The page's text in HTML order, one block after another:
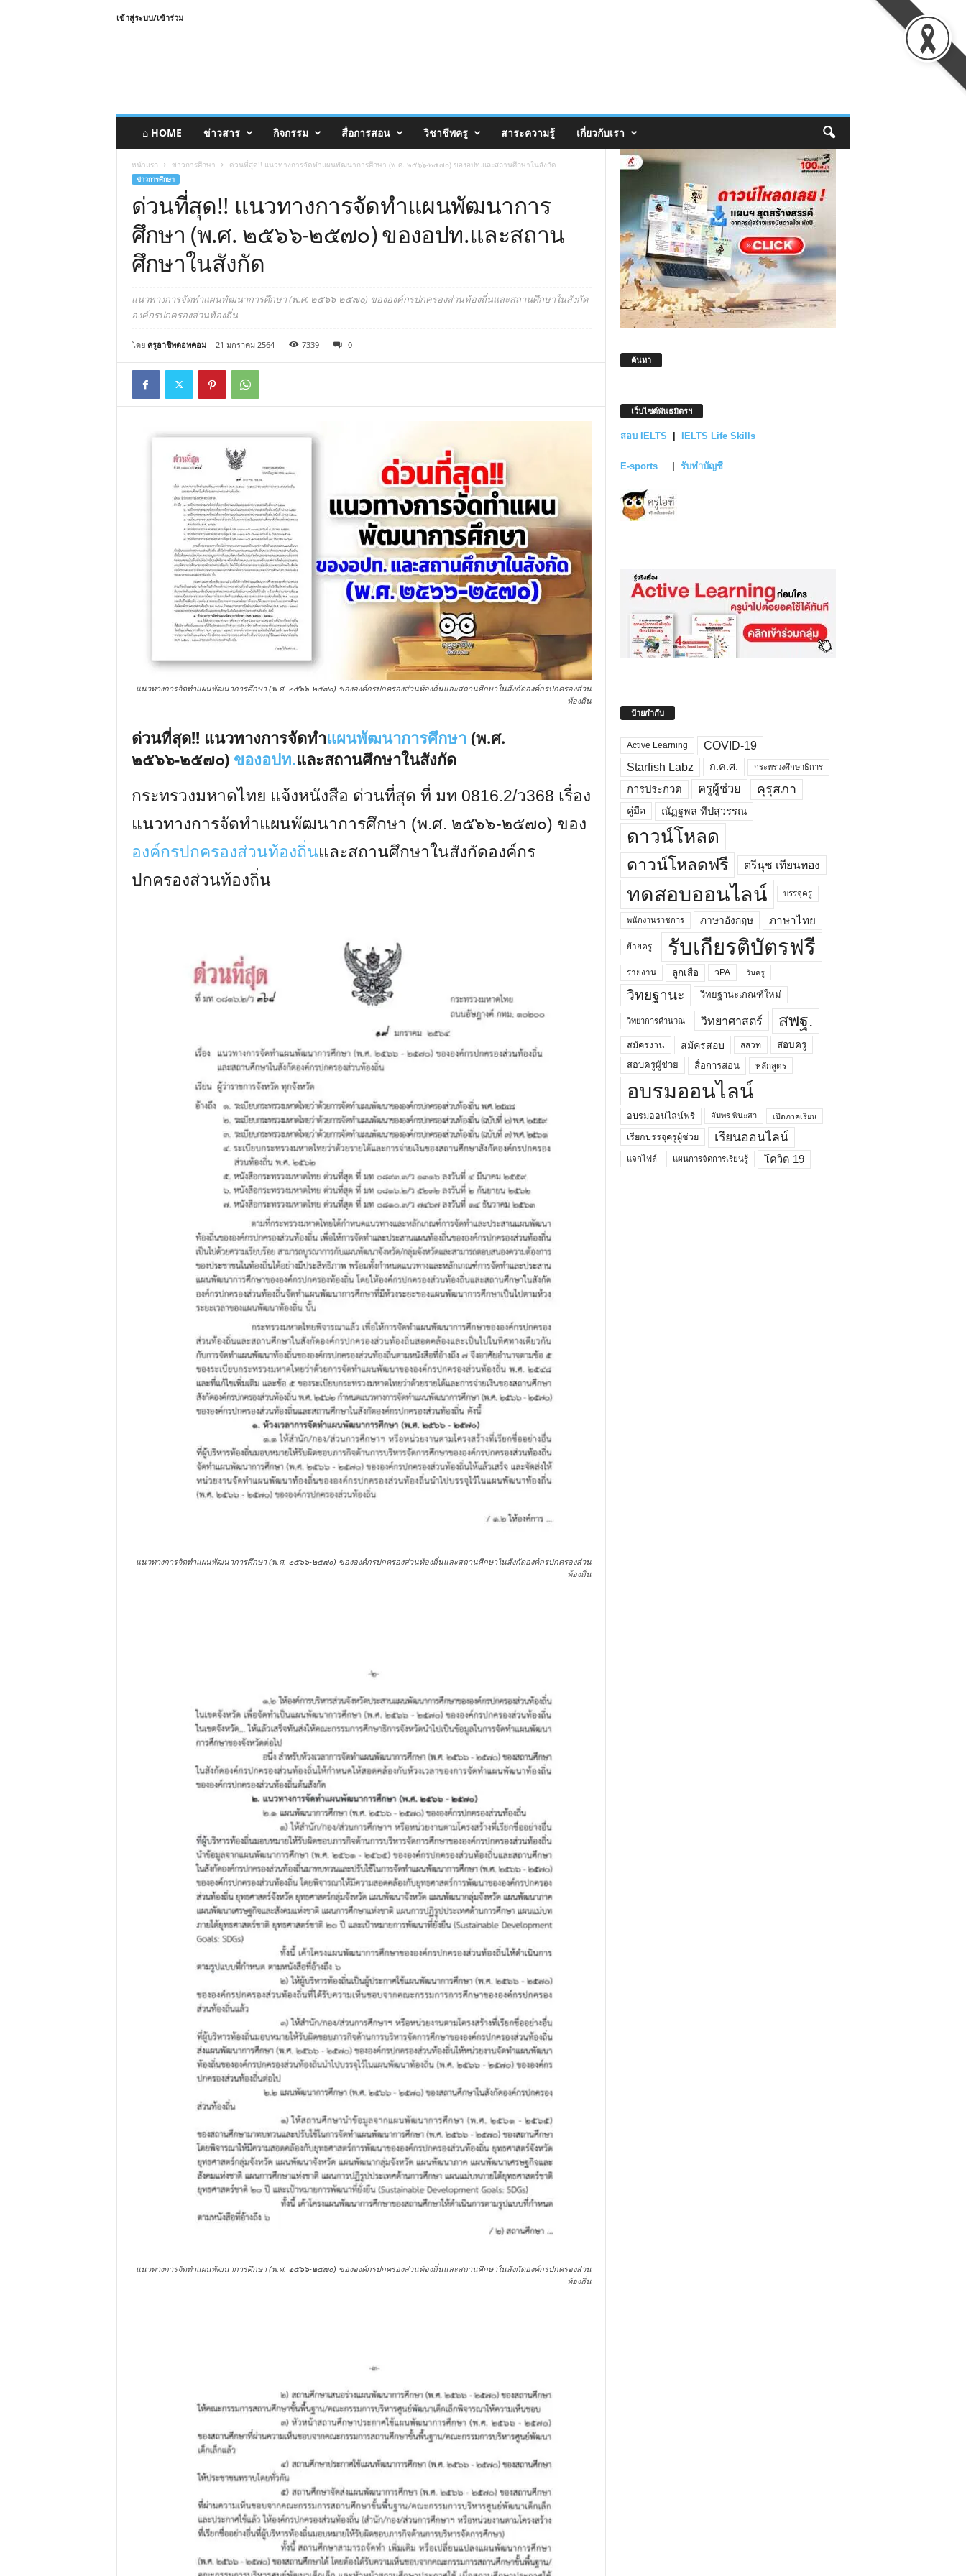
เข้าสู่ระบบ/เข้าร่วม
⌂ HOME ข่าวสาร กิจกรรม สื่อการสอน วิชาชีพครู สาระความรู้ เกี่ยวกับเรา
หน้าแรก ข่าวการศึกษา ด่วนที่สุด!! แนวทางการจัดทำแผนพัฒนาการศึกษา (พ.ศ. ๒๕๖๖-๒๕๗๐) ของอปท.และสถานศึกษาในสังกัด
ข่าวการศึกษา
ด่วนที่สุด!! แนวทางการจัดทำแผนพัฒนาการ
ศึกษา (พ.ศ. ๒๕๖๖-๒๕๗๐) ของอปท.และสถาน
ศึกษาในสังกัด
แนวทางการจัดทำแผนพัฒนาการศึกษา (พ.ศ. ๒๕๖๖-๒๕๗๐) ขององค์กรปกครองส่วนท้องถิ่นและสถานศึกษาในสังกัด
องค์กรปกครองส่วนท้องถิ่น
โดย ครูอาชีพดอทคอม- 21 มกราคม 2564 7339 0
แนวทางการจัดทำแผนพัฒนาการศึกษา (พ.ศ. ๒๕๖๖-๒๕๗๐) ขององค์กรปกครองส่วนท้องถิ่นและสถานศึกษาในสังกัดองค์กรปกครองส่วน
ท้องถิ่น
ด่วนที่สุด!! แนวทางการจัดทำแผนพัฒนาการศึกษา(พ.ศ.
๒๕๖๖-๒๕๗๐) ของอปท.และสถานศึกษาในสังกัด
กระทรวงมหาดไทย แจ้งหนังสือ ด่วนที่สุด ที่ มท 0816.2/ว368 เรื่อง
แนวทางการจัดทำแผนพัฒนาการศึกษา (พ.ศ. ๒๕๖๖-๒๕๗๐) ของ
องค์กรปกครองส่วนท้องถิ่นและสถานศึกษาในสังกัดองค์กร
ปกครองส่วนท้องถิ่น
แนวทางการจัดทำแผนพัฒนาการศึกษา (พ.ศ. ๒๕๖๖-๒๕๗๐) ขององค์กรปกครองส่วนท้องถิ่นและสถานศึกษาในสังกัดองค์กรปกครองส่วน
ท้องถิ่น
แนวทางการจัดทำแผนพัฒนาการศึกษา (พ.ศ. ๒๕๖๖-๒๕๗๐) ขององค์กรปกครองส่วนท้องถิ่นและสถานศึกษาในสังกัดองค์กรปกครองส่วน
ท้องถิ่น
ค้นหา
เว็บไซต์พันธมิตรฯ
สอบ IELTS IELTS Life Skills
E-sports รับทำบัญชี
ป้ายกำกับ
Active Learning
COVID-19
Starfish Labz
ก.ค.ศ. กระทรวงศึกษาธิการ
การประกวด ครูผู้ช่วย คุรุสภา
คู่มือ ณัฏฐพล ทีปสุวรรณ
ดาวน์โหลด
ดาวน์โหลดฟรี ตรีนุช เทียนทอง
ทดสอบออนไลน์ บรรจุครู
พนักงานราชการ ภาษาอังกฤษ ภาษาไทย
ย้ายครู รับเกียรติบัตรฟรี
รายงาน ลูกเสือ วPA วันครู
วิทยฐานะ วิทยฐานะเกณฑ์ใหม่
วิทยาการคำนวณ วิทยาศาสตร์ สพฐ.
สมัครงาน สมัครสอบ สสวท
สอบครู
สอบครูผู้ช่วย
สื่อการสอน หลักสูตร
อบรมออนไลน์
อบรมออนไลน์ฟรี อัมพร พินะสา เปิดภาคเรียน
เรียกบรรจุครูผู้ช่วย เรียนออนไลน์
แจกไฟล์ แผนการจัดการเรียนรู้ โควิด 19